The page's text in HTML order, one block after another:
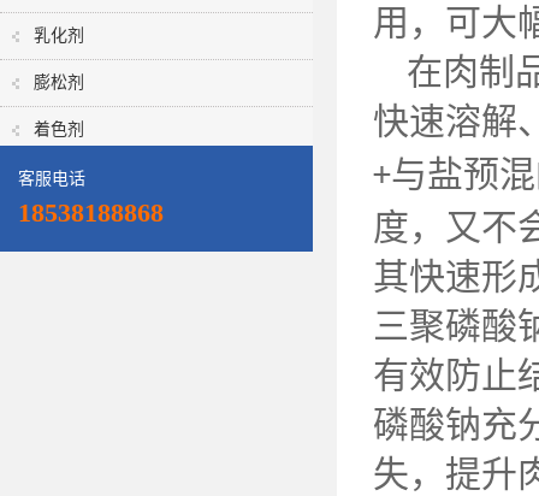
乳化剂
膨松剂
着色剂
客服电话
18538188868
用，可大
在肉制
快速溶解
+与盐预
度，又不
其快速形
三聚磷酸
有效防止
磷酸钠充
失，提升